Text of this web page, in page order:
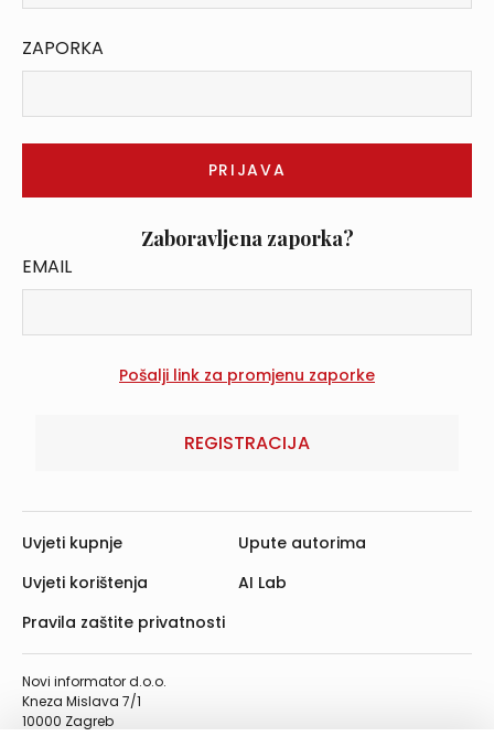
ZAPORKA
Zaboravljena zaporka?
EMAIL
REGISTRACIJA
Novi informator d.o.o.
Kneza Mislava 7/1
10000 Zagreb
Uvjeti kupnje
Uvjeti korištenja
Pravila zaštite privatnosti
Upute autorima
AI Lab